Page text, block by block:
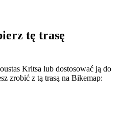
tę trasę
Kritsa lub dostosować ją do
zrobić z tą trasą na Bikemap: